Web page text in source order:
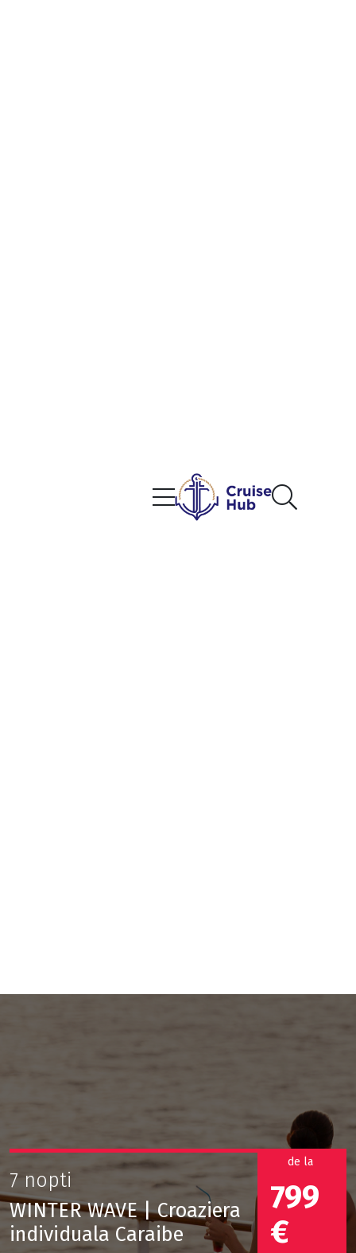
7 nopti
WINTER WAVE | Croaziera
individuala Caraibe
de la
799
€